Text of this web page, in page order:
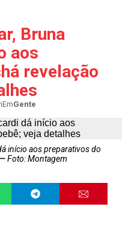
Bruna
aos
revelação
EmGente
início aos preparativos do
Foto: Montagem